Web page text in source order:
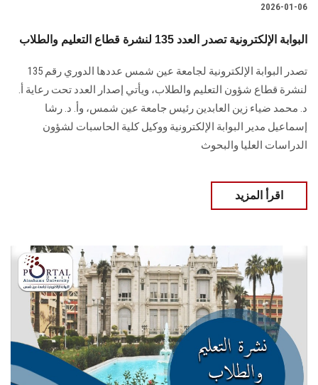
2026-01-06
البوابة الإلكترونية تصدر العدد 135 لنشرة قطاع التعليم والطلاب
تصدر البوابة الإلكترونية لجامعة عين شمس عددها الدوري رقم 135
لنشرة قطاع شؤون التعليم ‏والطلاب‎، ويأتي إصدار العدد تحت رعاية أ.
د. محمد ضياء زين العابدين رئيس جامعة عين شمس، وأ. د. ‏رشا
إسماعيل مدير البوابة الإلكترونية ووكيل كلية الحاسبات لشؤون
‏الدراسات العليا والبحوث
اقرأ المزيد